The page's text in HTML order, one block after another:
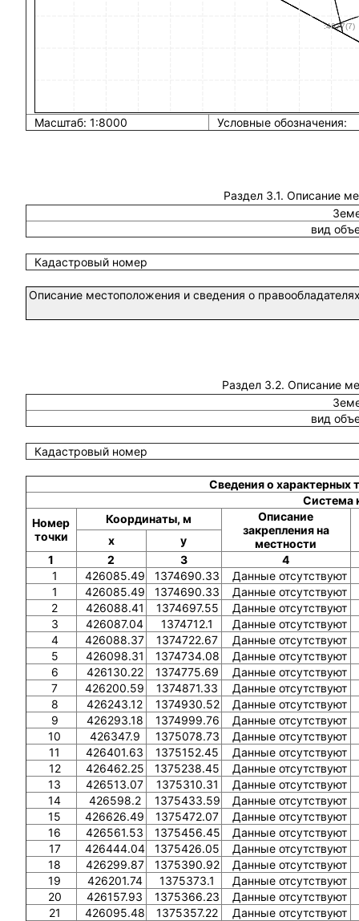
Масштаб: 1:8000 Условные обозначения:
Раздел 3.1. Описание
вид
Кадастровый номер
Описание местоположения и сведения о
Раздел 3.2. Описание
вид
Кадастровый номер
Сведения о характерных
Система
Номер
точки
Координаты, м
Описание
закрепления на
местности
x
y
1
2 3
4
1
426085.49 1374690.33
Данные отсутствуют
1
426085.49 1374690.33
Данные отсутствуют
2
426088.41 1374697.55
Данные отсутствуют
3
426087.04 1374712.1
Данные отсутствуют
4
426088.37 1374722.67
Данные отсутствуют
5
426098.31 1374734.08
Данные отсутствуют
6
426130.22 1374775.69
Данные отсутствуют
7
426200.59 1374871.33
Данные отсутствуют
8
426243.12 1374930.52
Данные отсутствуют
9
426293.18 1374999.76
Данные отсутствуют
10
426347.9 1375078.73
Данные отсутствуют
11
426401.63 1375152.45
Данные отсутствуют
12
426462.25 1375238.45
Данные отсутствуют
13
426513.07 1375310.31
Данные отсутствуют
14
426598.2 1375433.59
Данные отсутствуют
15
426626.49 1375472.07
Данные отсутствуют
16
426561.53 1375456.45
Данные отсутствуют
17
426444.04 1375426.05
Данные отсутствуют
18
426299.87 1375390.92
Данные отсутствуют
19
426201.74 1375373.1
Данные отсутствуют
20
426157.93 1375366.23
Данные отсутствуют
21
426095.48 1375357.22
Данные отсутствуют